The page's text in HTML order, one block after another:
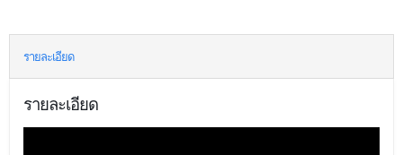
รายละเอียด
รายละเอียด